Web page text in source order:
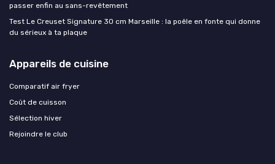
passer enfin au sans-revêtement
Test Le Creuset Signature 30 cm Marseille : la poêle en fonte qui donne
du sérieux à ta plaque
Appareils de cuisine
Comparatif air fryer
Coût de cuisson
Sélection hiver
Rejoindre le club